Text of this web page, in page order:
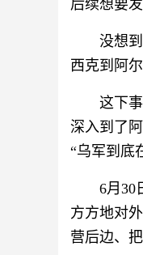
后续想要
没想
西克到阿
这下
深入到了
“乌军到底
6月30
方方地对
营后边、